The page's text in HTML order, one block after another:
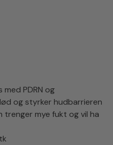
PDRN og
og styrker hudbarrieren
trenger mye fukt og vil ha